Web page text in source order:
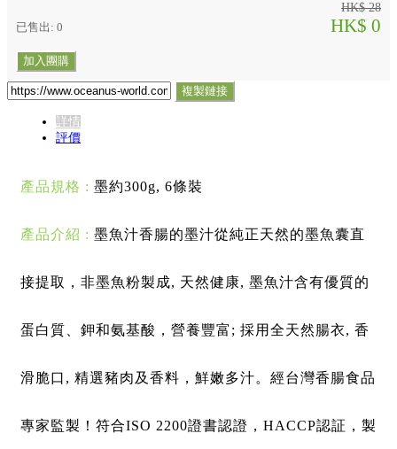
HK$ 28
已售出: 0 HK$ 0
加入團購
複製鏈接
詳情
評價
產品規格 : 墨約300g, 6條裝
產品介紹 : 墨魚汁香腸的墨汁從純正天然的墨魚囊直
接提取，非墨魚粉製成, 天然健康, 墨魚汁含有優質的
蛋白質、鉀和氨基酸，營養豐富; 採用全天然腸衣, 香
滑脆口, 精選豬肉及香料，鮮嫩多汁。經台灣香腸食品
專家監製！符合ISO 2200證書認證，HACCP認証，製